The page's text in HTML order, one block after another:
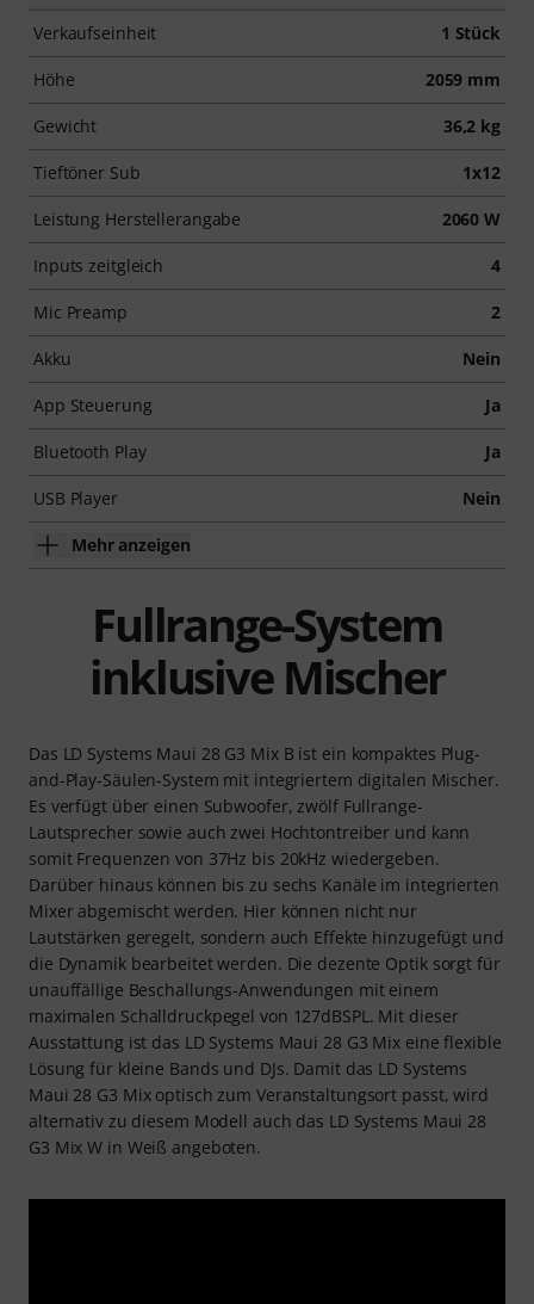
Verkaufseinheit 1 Stück
Höhe 2059 mm
Gewicht 36,2 kg
Tieftöner Sub 1x12
Leistung Herstellerangabe 2060 W
Inputs zeitgleich 4
Mic Preamp 2
Akku Nein
App Steuerung Ja
Bluetooth Play Ja
USB Player Nein
Mehr anzeigen
Fullrange-System
inklusive Mischer
Das LD Systems Maui 28 G3 Mix B ist ein kompaktes Plug-
and-Play-Säulen-System mit integriertem digitalen Mischer.
Es verfügt über einen Subwoofer, zwölf Fullrange-
Lautsprecher sowie auch zwei Hochtontreiber und kann
somit Frequenzen von 37Hz bis 20kHz wiedergeben.
Darüber hinaus können bis zu sechs Kanäle im integrierten
Mixer abgemischt werden. Hier können nicht nur
Lautstärken geregelt, sondern auch Effekte hinzugefügt und
die Dynamik bearbeitet werden. Die dezente Optik sorgt für
unauffällige Beschallungs-Anwendungen mit einem
maximalen Schalldruckpegel von 127dBSPL. Mit dieser
Ausstattung ist das LD Systems Maui 28 G3 Mix eine flexible
Lösung für kleine Bands und DJs. Damit das LD Systems
Maui 28 G3 Mix optisch zum Veranstaltungsort passt, wird
alternativ zu diesem Modell auch das LD Systems Maui 28
G3 Mix W in Weiß angeboten.